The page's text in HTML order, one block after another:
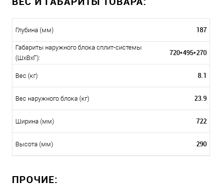
Глубина (мм) 187
Габариты наружного блока сплит-системы
(ШxВxГ):
720*495*270
Вес (кг) 8.1
Вес наружного блока (кг) 23.9
Ширина (мм) 722
Высота (мм) 290
ПРОЧИЕ: